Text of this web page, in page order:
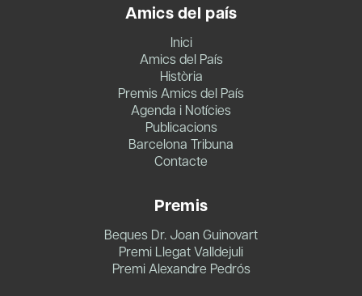
Amics del país
Inici
Amics del País
Història
Premis Amics del País
Agenda i Notícies
Publicacions
Barcelona Tribuna
Contacte
Premis
Beques Dr. Joan Guinovart
Premi Llegat Valldejuli
Premi Alexandre Pedrós